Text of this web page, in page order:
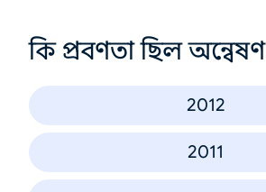
কি প্রবণতা ছিল অন্বেষণ
2012
2011